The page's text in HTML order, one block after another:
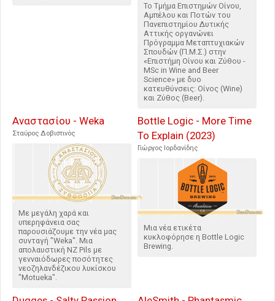
Το Τμήμα Επιστημών Οίνου,
Αμπέλου και Ποτών του
Πανεπιστημίου Δυτικής
Αττικής οργανώνει
Πρόγραμμα Μεταπτυχιακών
Σπουδών (Π.Μ.Σ.) στην
«Επιστήμη Οίνου και Ζύθου -
MSc in Wine and Beer
Science» με δυο
κατευθύνσεις: Οίνος (Wine)
και Ζύθος (Beer).
Αναστασίου - Weka
Σταύρος Δοβιστινός
Με μεγάλη χαρά και
υπερηφάνεια σας
παρουσιάζουμε την νέα μας
συνταγή "Weka". Μια
απολαυστική ΝΖ Pils με
γενναιόδωρες ποσότητες
νεοζηλανδέζικου λυκίσκου
"Motueka".
Bottle Logic - More Time
To Explain (2023)
Γιώργος Ιορδανίδης
Μια νέα ετικέτα
κυκλοφόρησε η Bottle Logic
Brewing.